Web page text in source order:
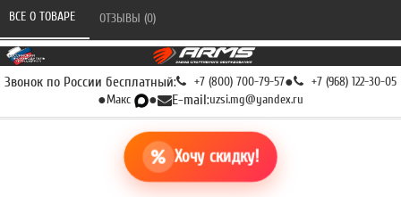
Звонок по России бесплатный: +7 (800) 700-79-57● +7 (968) 122-30-05
●Макс ● E-mail:uzsi.mg@yandex.ru
Хочу скидку!
ВСЕ О ТОВАРЕ ОТЗЫВЫ (0)